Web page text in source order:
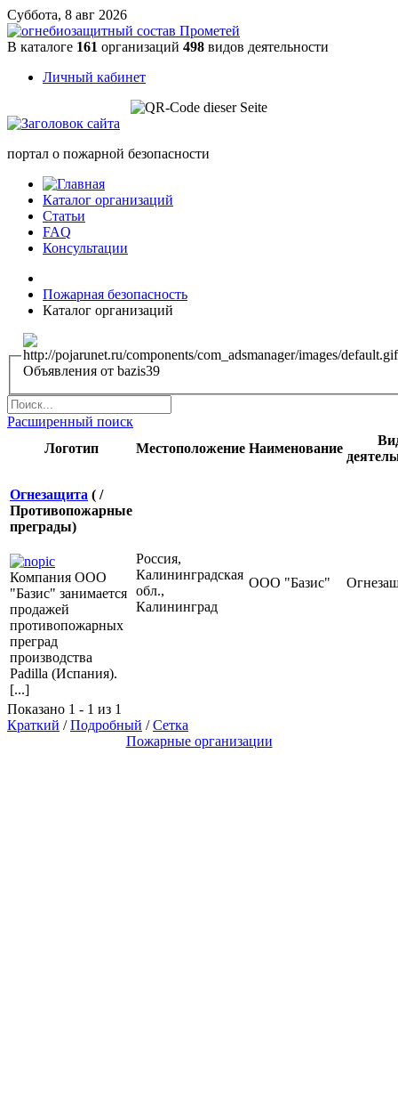
Суббота, 8 авг 2026
В каталоге 161 организаций 498 видов деятельности
Личный кабинет
портал о пожарной безопасности
Каталог организаций
Статьи
FAQ
Консультации
Пожарная безопасность
Каталог организаций
Объявления от bazis39
Расширенный поиск
Логотип
Местоположение Наименование
Огнезащита ( /
Противопожарные
преграды)
Компания ООО
"Базис" занимается
продажей
противопожарных
преград
производства
Padilla (Испания).
[...]
Россия,
Калининградская
обл.,
Калининград
ООО "Базис"
Показано 1 - 1 из 1
Краткий /Подробный /Сетка
Пожарные организации